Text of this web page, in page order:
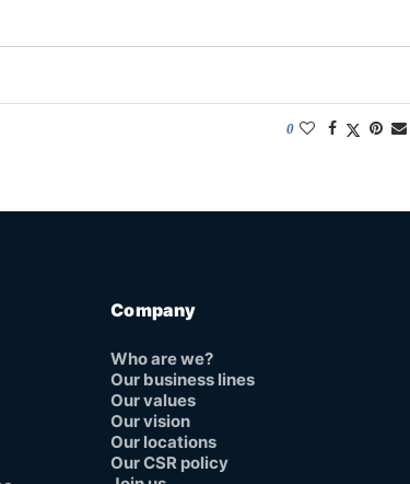
0
Company
Who are we?
Our business lines
Our values
Our vision
Our locations
Our CSR policy